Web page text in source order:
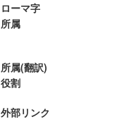
ローマ字
所属
所属(翻訳)
役割
外部リンク